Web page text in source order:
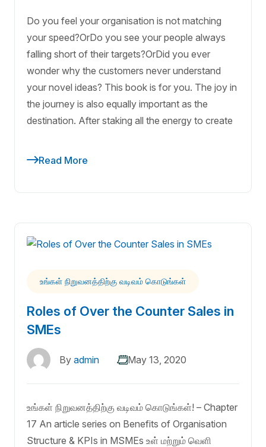
Do you feel your organisation is not matching
your speed?OrDo you see your people always
falling short of their targets?OrDid you ever
wonder why the customers never understand
your novel ideas? This book is for you. The joy in
the journey is also equally important as the
destination. After staking all the energy to create
Read More
உங்கள் நிறுவனத்திற்கு வடிவம் கொடுங்கள்
Roles of Over the Counter Sales in
SMEs
By admin May 13, 2020
உங்கள் நிறுவனத்திற்கு வடிவம் கொடுங்கள்! – Chapter
17 An article series on Benefits of Organisation
Structure & KPIs in MSMEs உள் மற்றும் வெளி